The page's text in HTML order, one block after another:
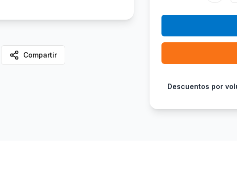
Compartir
Descuentos por